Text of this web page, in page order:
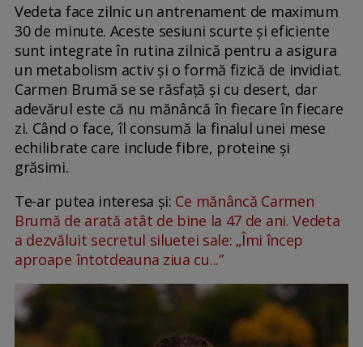
Vedeta face zilnic un antrenament de maximum
30 de minute. Aceste sesiuni scurte și eficiente
sunt integrate în rutina zilnică pentru a asigura
un metabolism activ și o formă fizică de invidiat.
Carmen Brumă se se răsfață și cu desert, dar
adevărul este că nu mănâncă în fiecare în fiecare
zi. Când o face, îl consumă la finalul unei mese
echilibrate care include fibre, proteine și
grăsimi.
Te-ar putea interesa și: Ce mănâncă Carmen
Brumă de arată atât de bine la 47 de ani. Vedeta
a dezvăluit secretul siluetei sale: „Îmi încep
aproape întotdeauna ziua cu...”